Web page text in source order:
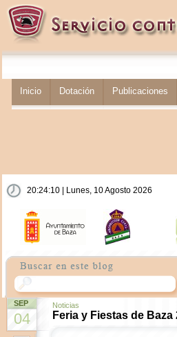
Inicio Dotación Publicaciones
20:24:11 | Lunes, 10 Agosto 2026
SEP
04
Noticias
Feria y Fiestas de Baza